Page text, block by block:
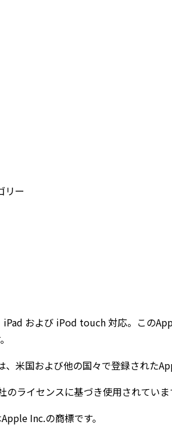
リー
iPad および iPod touch 対応。この
米国および他の国々で登録された
ライセンスに基づき使用されていま
Inc.の商標です。